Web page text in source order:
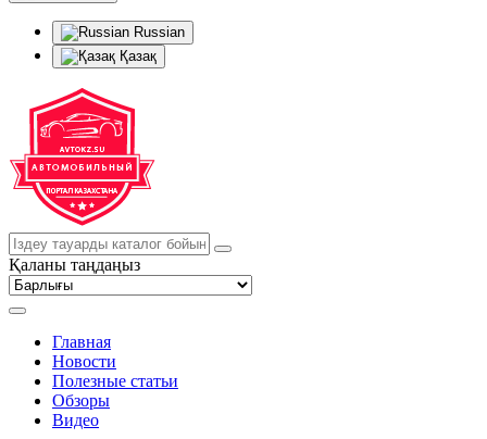
Russian
Қазақ
Қаланы таңдаңыз
Главная
Новости
Полезные статьи
Обзоры
Видео